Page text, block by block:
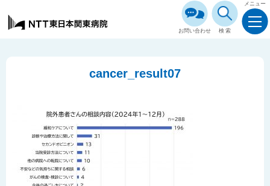
お問い合わせ 検索
メニュー
cancer_result07